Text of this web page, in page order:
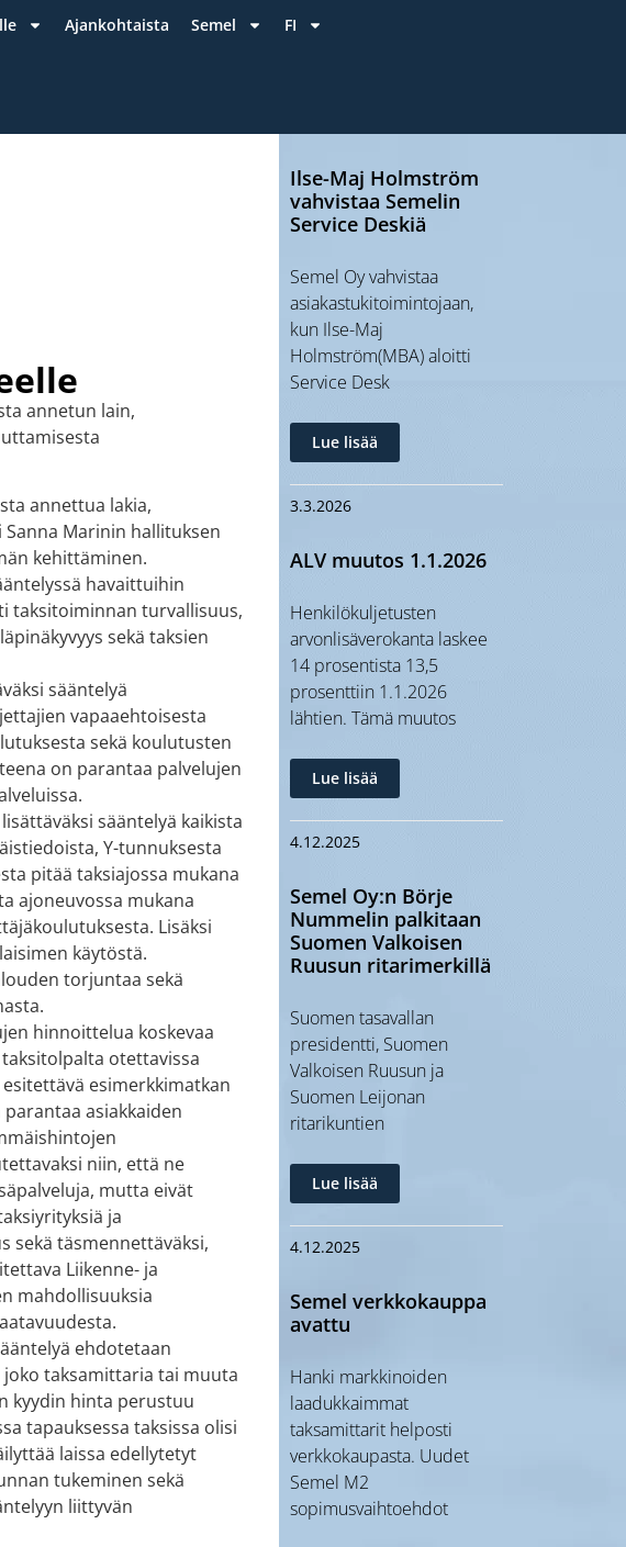
Ajankohtaista Semel FI
annetun lain,
annettua lakia,
Marinin hallituksen
kehittäminen.
havaittuihin
taksitoiminnan turvallisuus,
sekä taksien
sääntelyä
vapaaehtoisesta
sekä koulutusten
on parantaa palvelujen
sääntelyä kaikista
Y-tunnuksesta
pitää taksiajossa mukana
ajoneuvossa mukana
Lisäksi
käytöstä.
torjuntaa sekä
hinnoittelua koskevaa
otettavissa
esimerkkimatkan
asiakkaiden
niin, että ne
mutta eivät
ja
sekä täsmennettäväksi,
Liikenne- ja
mahdollisuuksia
ehdotetaan
joko taksamittaria tai muuta
kyydin hinta perustuu
tapauksessa taksissa olisi
laissa edellytetyt
tukeminen sekä
liittyvän
Ilse-Maj Holmström
vahvistaa Semelin
Service Deskiä
Semel Oy vahvistaa
asiakastukitoimintojaan,
kun Ilse-Maj
Holmström(MBA) aloitti
Service Desk
Lue lisää
3.3.2026
ALV muutos 1.1.2026
Henkilökuljetusten
arvonlisäverokanta laskee
14 prosentista 13,5
prosenttiin 1.1.2026
lähtien. Tämä muutos
Lue lisää
4.12.2025
Semel Oy:n Börje
Nummelin palkitaan
Suomen Valkoisen
Ruusun ritarimerkillä
Suomen tasavallan
presidentti, Suomen
Valkoisen Ruusun ja
Suomen Leijonan
ritarikuntien
Lue lisää
4.12.2025
Semel verkkokauppa
avattu
Hanki markkinoiden
laadukkaimmat
taksamittarit helposti
verkkokaupasta. Uudet
Semel M2
sopimusvaihtoehdot